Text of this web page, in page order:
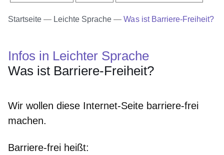
Startseite Leichte Sprache Was ist Barriere-Freiheit?
Infos in Leichter Sprache
Was ist Barriere-Freiheit?
Wir wollen diese Internet-Seite barriere-frei
machen.
Barriere-frei heißt: